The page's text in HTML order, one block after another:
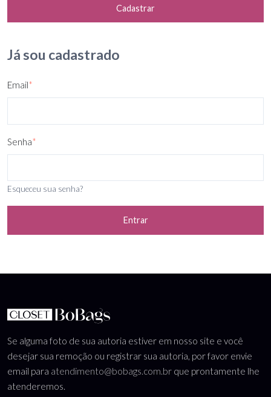
Cadastrar
Já sou cadastrado
Email*
Senha*
Esqueceu sua senha?
Entrar
Se alguma foto de sua autoria estiver em nosso site e você
desejar sua remoção ou registrar sua autoria, por favor envie
email para atendimento@bobags.com.br que prontamente lhe
atenderemos.